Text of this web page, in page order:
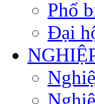
Phổ
Đại